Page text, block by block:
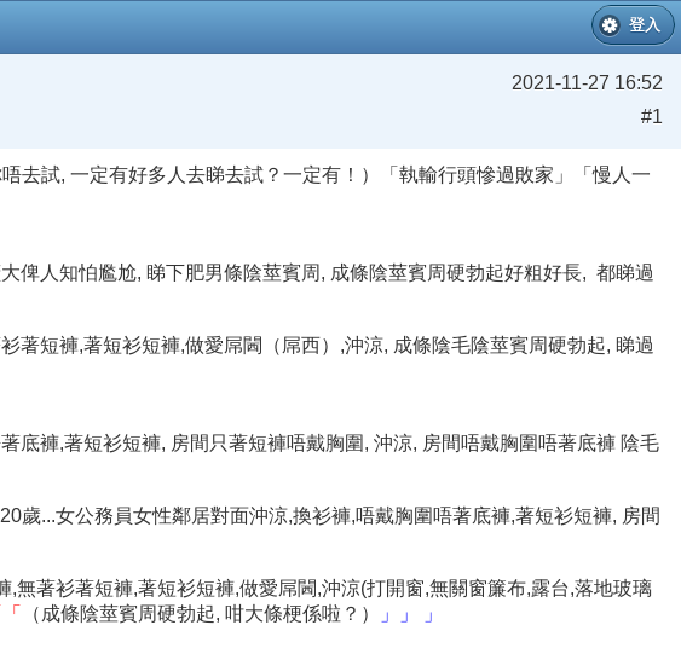
登入
2021-11-27 16:52
#1
去試, 一定有好多人去睇去試？一定有！）「執輸行頭慘過敗家」「慢人一
俾人知怕尷尬, 睇下肥男條陰莖賓周, 成條陰莖賓周硬勃起好粗好長, 都睇過
短褲,著短衫短褲,做愛屌閪（屌西）,沖涼, 成條陰毛陰莖賓周硬勃起, 睇過
底褲,著短衫短褲, 房間只著短褲唔戴胸圍, 沖涼, 房間唔戴胸圍唔著底褲 陰毛
...女公務員女性鄰居對面沖涼,換衫褲,唔戴胸圍唔著底褲,著短衫短褲, 房間
著衫著短褲,著短衫短褲,做愛屌閪,沖涼(打開窗,無關窗簾布,露台,落地玻璃
（成條陰莖賓周硬勃起, 咁大條梗係啦？）
」」 」